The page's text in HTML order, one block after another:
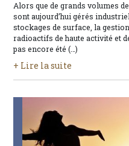
Alors que de grands volumes
sont aujourd’hui gérés
stockages de surface, la
radioactifs de haute activité et
pas encore été (…)
+ Lire la suite